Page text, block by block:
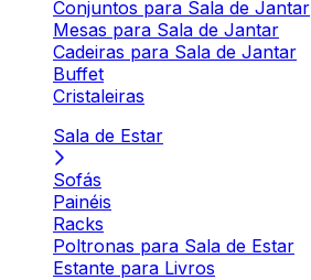
Conjuntos para Sala de Jantar
Mesas para Sala de Jantar
Cadeiras para Sala de Jantar
Buffet
Cristaleiras
Sala de Estar
Sofás
Painéis
Racks
Poltronas para Sala de Estar
Estante para Livros